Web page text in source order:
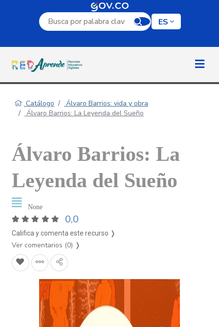
Campo de búsqueda por palabra clave
ES
Catálogo
Álvaro Barrios: vida y obra
Álvaro Barrios: La Leyenda del Sueño
Álvaro Barrios: La
Leyenda del Sueño
None
0,0
Califica y comenta este recurso ❭
Ver comentarios (0) ❭